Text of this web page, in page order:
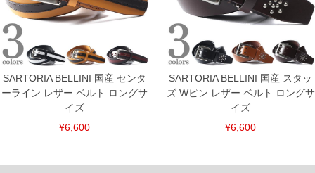
SARTORIA BELLINI 国産 センタ
ーライン レザー ベルト ロングサ
イズ
¥6,600
SARTORIA BELLINI 国産 スタッ
ズ Wピン レザー ベルト ロングサ
イズ
¥6,600